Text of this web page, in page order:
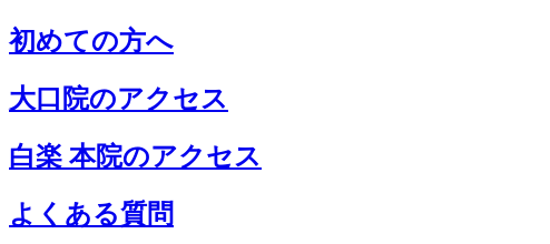
初めての方へ
大口院のアクセス
白楽 本院のアクセス
よくある質問